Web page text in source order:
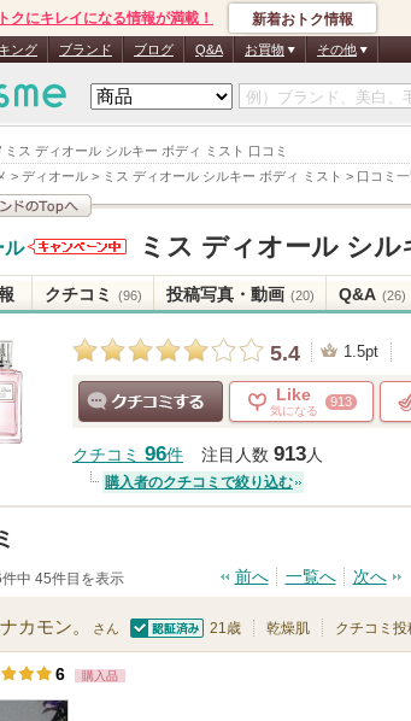
ミス ディオール シルキー ボディ ミスト 口コミ
> ディオール > ミス ディオール シルキー ボディ ミスト > 口コミ
クにキレイになる情報が満載！ 新着おトク情報
ング ブランド ブログ Q&A お買物 その他
ル
からのお知
らせがあり
ミス ディオール シ
クチコミ (96) 投稿写真・動画 (20) Q&A (26)
5.4 1.5pt
Like
気になる
913
クチコミ 96件 注目人数 913人
購入者のクチコミで絞り込む
中 45件目を表示 前へ 一覧へ 次へ
カモン。 さん
認証済
21歳 乾燥肌 クチコミ投
6 購入品